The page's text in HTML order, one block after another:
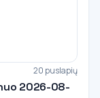
20 puslapių
2026-08-